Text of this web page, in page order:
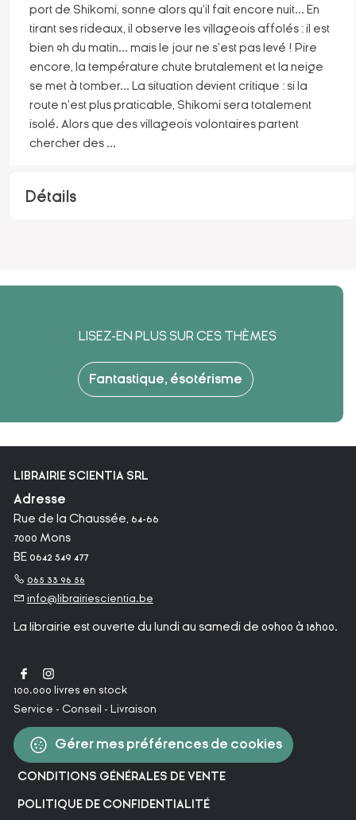
port de Shikomi, sonne alors qu'il fait encore nuit... En
tirant ses rideaux, il observe les villageois affolés : il est
bien 9h du matin... mais le jour ne s'est pas levé ! Pire
encore, la température chute brutalement et la neige
se met à tomber... La situation devient critique : si la
route n'est plus praticable, Shikomi sera totalement
isolé. Alors que des villageois volontaires partent
chercher des ...
Détails
Fantastique, ésotérisme
LISEZ-EN PLUS SUR CES THÈMES
LIBRAIRIE SCIENTIA SRL
Adresse
Rue de la Chaussée, 64-66
7000 Mons
BE 0642 549 477
065 33 96 56
info@librairiescientia.be
La librairie est ouverte du lundi au samedi de 09h00 à 18h00.
100.000 livres en stock
Service - Conseil - Livraison
Gérer mes préférences de cookies
CONDITIONS GÉNÉRALES DE VENTE
POLITIQUE DE CONFIDENTIALITÉ